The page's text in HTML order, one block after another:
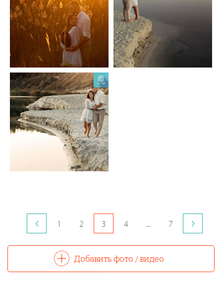
Roman Datso
6 0
Roman Datso
1 0
Roman Datso
0
1 2 3 4 ... 7
Добавить фото / видео